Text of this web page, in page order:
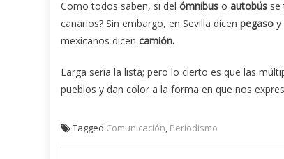
Como todos saben, si del ómnibus o autobús se
canarios? Sin embargo, en Sevilla dicen pegaso y
mexicanos dicen camión.
Larga sería la lista; pero lo cierto es que las
pueblos y dan color a la forma en que nos
Tagged Comunicación, Periodismo